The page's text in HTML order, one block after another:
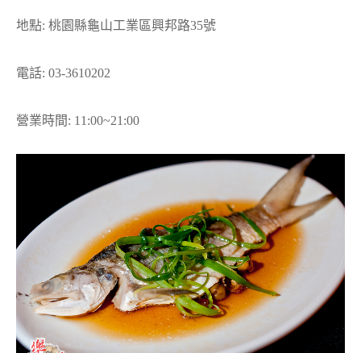
地點: 桃園縣龜山工業區興邦路35號
電話: 03-3610202
營業時間: 11:00~21:00